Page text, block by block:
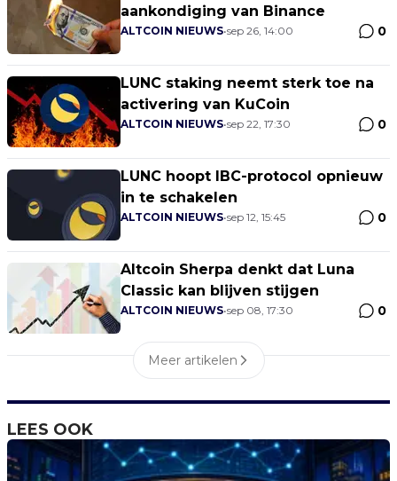
aankondiging van Binance
ALTCOIN NIEUWS•sep 26, 14:00 0
LUNC staking neemt sterk toe na
activering van KuCoin
ALTCOIN NIEUWS•sep 22, 17:30 0
LUNC hoopt IBC-protocol opnieuw
in te schakelen
ALTCOIN NIEUWS•sep 12, 15:45 0
Altcoin Sherpa denkt dat Luna
Classic kan blijven stijgen
ALTCOIN NIEUWS•sep 08, 17:30 0
Meer artikelen
LEES OOK